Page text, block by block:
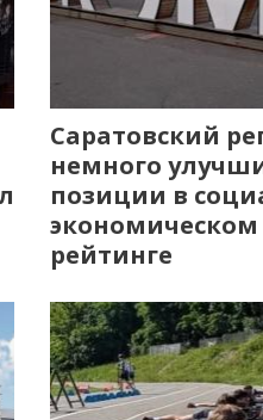
Саратовский
немного
позиции в
экономическом
рейтинге